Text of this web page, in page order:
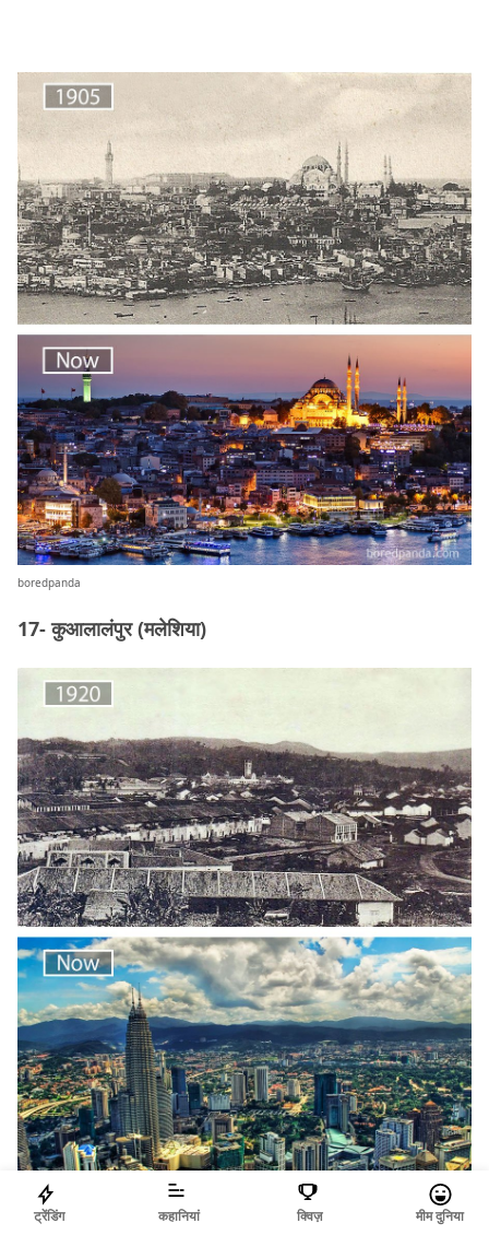
boredpanda
17- कुआलालंपुर (मलेशिया)
boredpanda
ट्रेंडिंग कहानियां क्विज़ मीम दुनिया